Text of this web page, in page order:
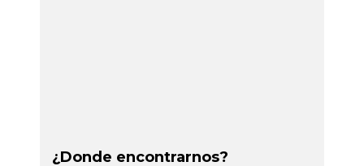
¿Donde encontrarnos?